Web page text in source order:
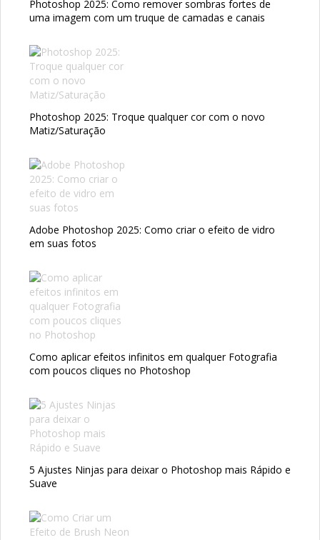
Photoshop 2025: Como remover sombras fortes de
uma imagem com um truque de camadas e canais
Photoshop 2025: Troque qualquer cor com o novo
Matiz/Saturação
Adobe Photoshop 2025: Como criar o efeito de vidro
em suas fotos
Como aplicar efeitos infinitos em qualquer Fotografia
com poucos cliques no Photoshop
5 Ajustes Ninjas para deixar o Photoshop mais Rápido e
Suave